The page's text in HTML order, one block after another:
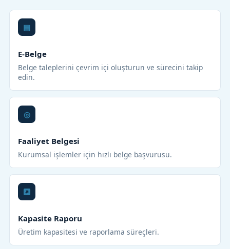
E-Belge
Belge taleplerini çevrim içi oluşturun ve sürecini takip
edin.
Faaliyet Belgesi
Kurumsal işlemler için hızlı belge başvurusu.
Kapasite Raporu
Üretim kapasitesi ve raporlama süreçleri.